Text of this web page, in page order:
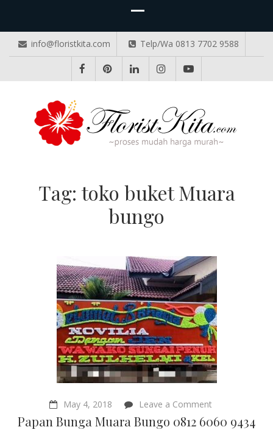
info@floristkita.com Telp/Wa 0813 7702 9588
Tag: toko buket Muara
bungo
May 4, 2018 Leave a Commenton
Papan
Bunga
Papan Bunga Muara Bungo 0812 6060 9434